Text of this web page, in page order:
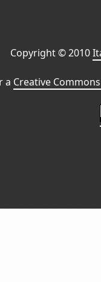
Copyright © 2010
a Creative